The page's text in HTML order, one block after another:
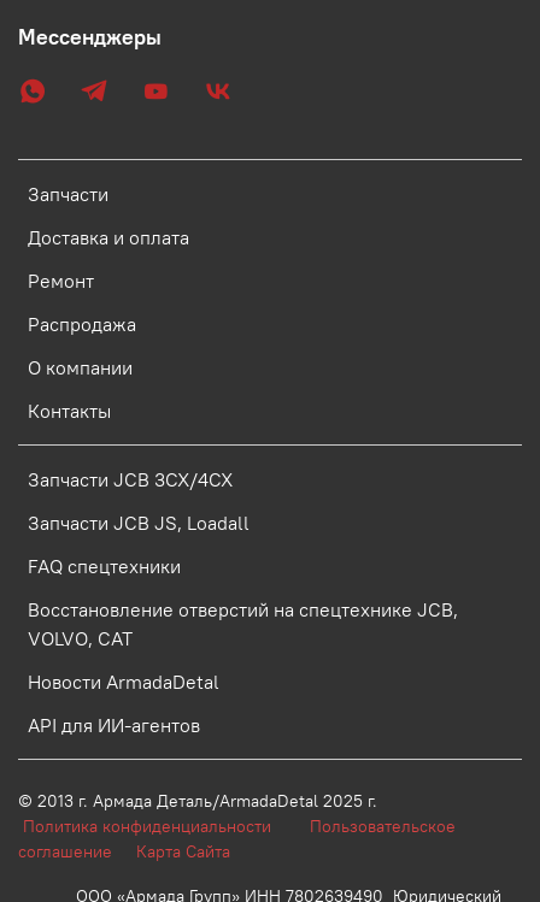
Запчасти
Доставка и оплата
Ремонт
Распродажа
О компании
Контакты
Запчасти JCB 3CX/4CX
Запчасти JCB JS, Loadall
FAQ спецтехники
Восстановление отверстий на спецтехнике JCB,
VOLVO, CAT
Новости ArmadaDetal
API для ИИ-агентов
Мессенджеры
© 2013 г. Армада Деталь/ArmadaDetal 2025 г.
Политика конфиденциальности
Пользовательское
соглашение Карта Сайта
ООО «Армада Групп» ИНН 7802639490 Юридический